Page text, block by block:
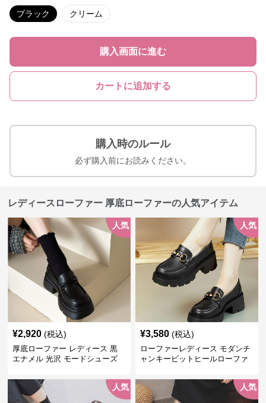
ブラック クリーム
購入画面に進む
カートに追加する
購入時のルール
必ず購入前にお読みください。
レディースローファー 厚底ローファーの人気アイテム
人気
¥2,920 (税込)
厚底ローファー レディース 黒
エナメル 光沢 モードシューズ
人気
¥3,580 (税込)
ローファーレディース モダンチ
ャンキービットヒールローファ
人気 人気